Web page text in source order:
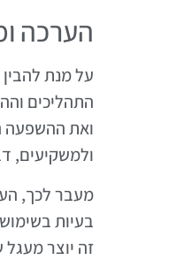
הערכה
על מנת
התהליכים
ואת ההשפעה
ולמשקיעים,
מעבר לכך,
בעיות
זה יוצר